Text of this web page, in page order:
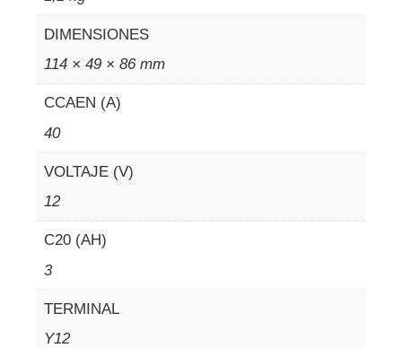
DIMENSIONES
114 × 49 × 86 mm
CCAEN (A)
40
VOLTAJE (V)
12
C20 (AH)
3
TERMINAL
Y12